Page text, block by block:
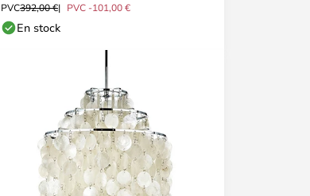
PVC392,00 € PVC -101,00 €
En stock